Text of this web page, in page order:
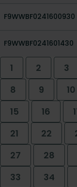
F9WWBF0241600930
F9WWBF0241601430
1 2 3
8
9 10
15
16
21
22
27
28
33
34